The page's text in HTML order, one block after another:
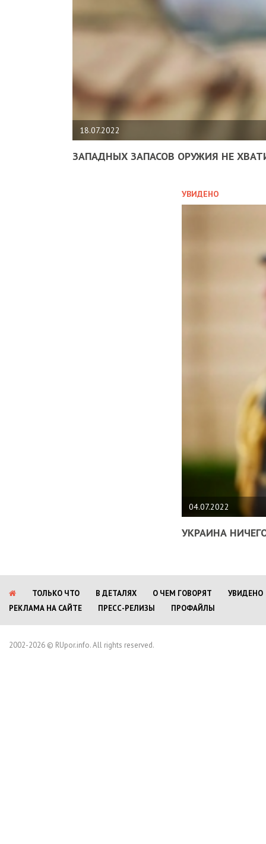
18.07.2022
ЗАПАДНЫХ ЗАПАСОВ ОРУЖИЯ НЕ
УВИДЕНО
04.07.2022
УКРАИНА
ТОЛЬКО ЧТО В ДЕТАЛЯХ О ЧЕМ ГОВОРЯТ
УВИДЕНО
РЕКЛАМА НА САЙТЕ
ПРЕСС-РЕЛИЗЫ ПРОФАЙЛЫ
2002-2026 © RUpor.info. All rights reserved.